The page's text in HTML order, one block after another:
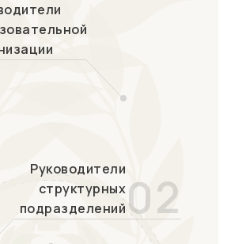
Руководители
структурных
подразделений02